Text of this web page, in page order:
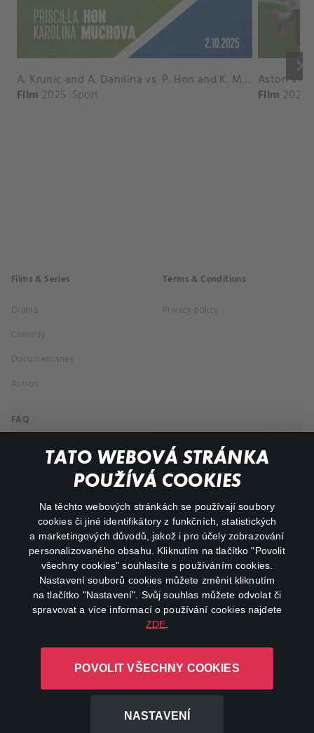
TATO WEBOVÁ STRÁNKA
POUŽÍVÁ COOKIES
Na těchto webových stránkách se používají soubory
cookies či jiné identifikátory z funkčních, statistických
a marketingových důvodů, jakož i pro účely zobrazování
personalizovaného obsahu. Kliknutím na tlačítko "Povolit
všechny cookies" souhlasíte s používáním cookies.
Nastavení souborů cookies můžete změnit kliknutím
na tlačítko "Nastavení". Svůj souhlas můžete odvolat či
spravovat a více informací o používání cookies najdete
ZDE
POVOLIT VŠECHNY COOKIES
NASTAVENÍ
keyboard_arrow_right
A. Krunic and A. Danilina vs. P. Hon and K. Muchova Match Highlights - BEIJING_Capital Group Diamond ( October 02, 2025)
Film 2025 Sport Film 2026
Films & Series
Drama
Comedy
Documentaries
Action
Terms & Conditions
Privacy policy
FAQ
My profile
facebookinstagram
youtube
L-1246 Luxembourg R.C.S.